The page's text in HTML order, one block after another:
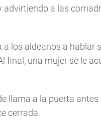
advirtiendo a las
a los aldeanos a
final, una mujer se le
llama a la puerta
cerrada.